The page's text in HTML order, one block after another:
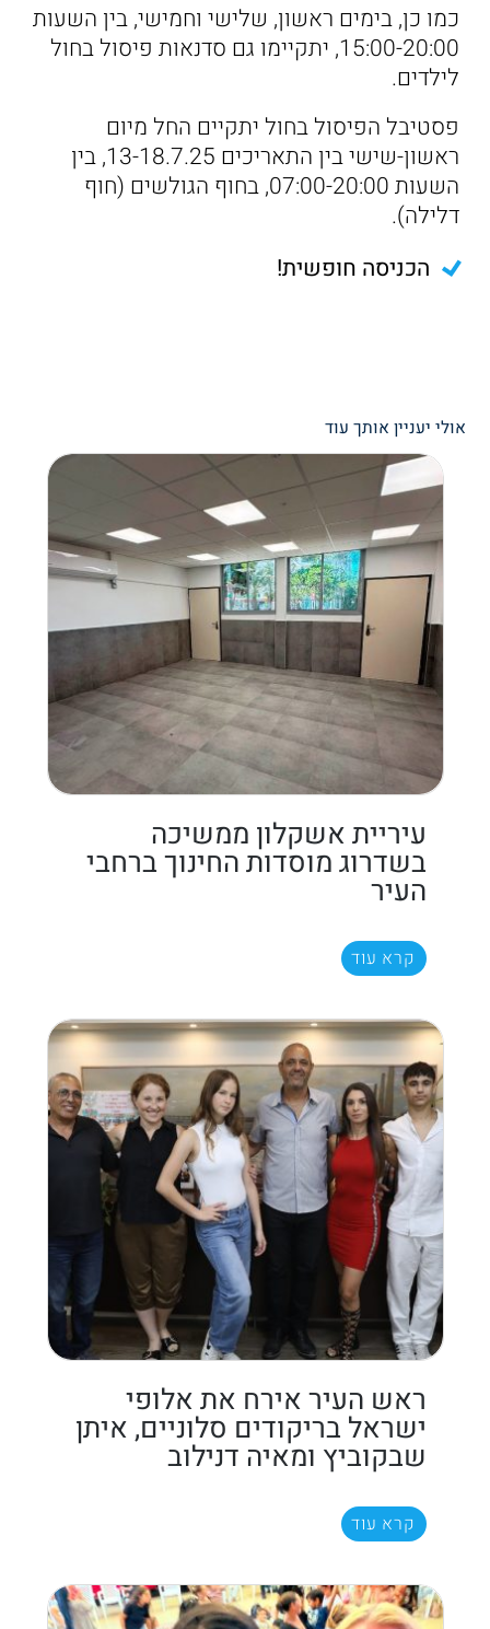
כמו כן, בימים ראשון, שלישי וחמישי, בין השעות
15:00-20:00, יתקיימו גם סדנאות פיסול בחול
לילדים.
פסטיבל הפיסול בחול יתקיים החל מיום
ראשון-שישי בין התאריכים 13-18.7.25, בין
השעות 07:00-20:00, בחוף הגולשים (חוף
דלילה).
הכניסה חופשית!
אולי יעניין אותך עוד
עיריית אשקלון ממשיכה
בשדרוג מוסדות החינוך ברחבי
העיר
קרא עוד
ראש העיר אירח את אלופי
ישראל בריקודים סלוניים, איתן
שבקוביץ ומאיה דנילוב
קרא עוד